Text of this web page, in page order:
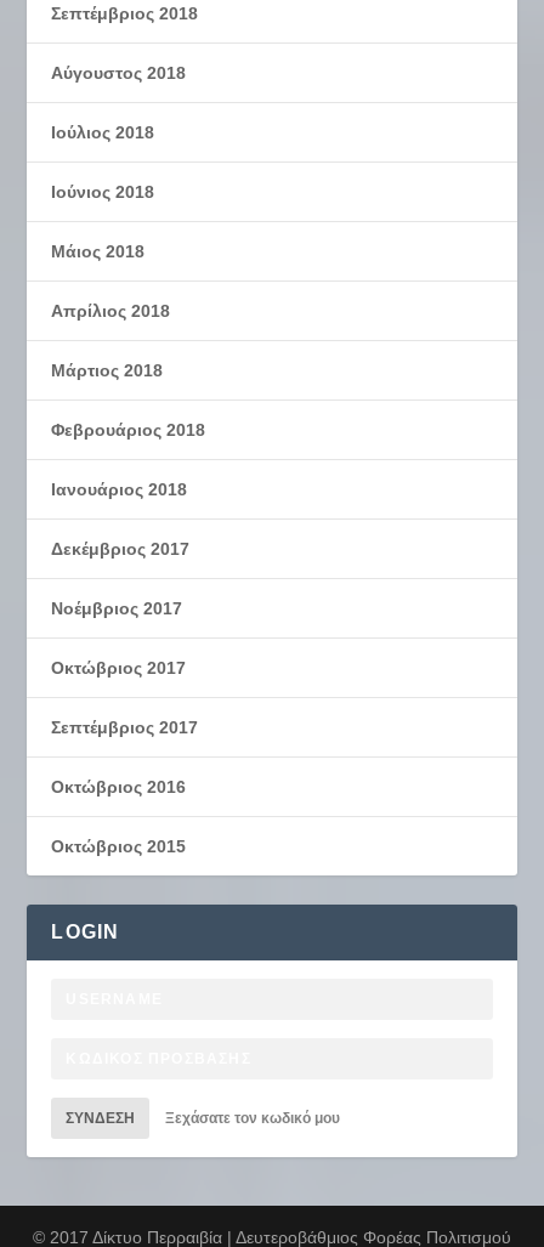
Σεπτέμβριος 2018
Αύγουστος 2018
Ιούλιος 2018
Ιούνιος 2018
Μάιος 2018
Απρίλιος 2018
Μάρτιος 2018
Φεβρουάριος 2018
Ιανουάριος 2018
Δεκέμβριος 2017
Νοέμβριος 2017
Οκτώβριος 2017
Σεπτέμβριος 2017
Οκτώβριος 2016
Οκτώβριος 2015
LOGIN
ΣΎΝΔΕΣΗ Ξεχάσατε τον κωδικό μου
© 2017 Δίκτυο Περραιβία | Δευτεροβάθμιος Φορέας Πολιτισμού